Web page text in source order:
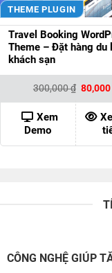
THEME PLUGIN
Travel Booking
Theme – Đặt hàng du
khách sạn
300,000₫ Giá
gốc
là:
Xem
Demo
CÔNG NGHỆ GIÚP